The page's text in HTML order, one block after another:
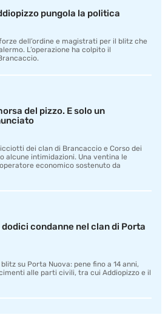
pungola la politica
dell’ordine e magistrati per il blitz che
L’operazione ha colpito il
del pizzo. E solo un
dei clan di Brancaccio e Corso dei
alcune intimidazioni. Una ventina le
economico sostenuto da
condanne nel clan di Porta
su Porta Nuova: pene fino a 14 anni,
alle parti civili, tra cui Addiopizzo e il